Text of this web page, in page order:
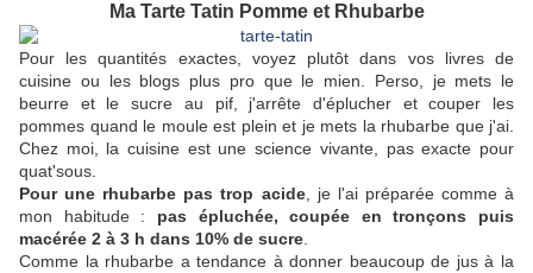
Ma Tarte Tatin Pomme et Rhubarbe
Pour les quantités exactes, voyez plutôt dans vos livres de
cuisine ou les blogs plus pro que le mien. Perso, je mets le
beurre et le sucre au pif, j'arrête d'éplucher et couper les
pommes quand le moule est plein et je mets la rhubarbe que j'ai.
Chez moi, la cuisine est une science vivante, pas exacte pour
quat'sous.
Pour une rhubarbe pas trop acide, je l'ai préparée comme à
mon habitude : pas épluchée, coupée en tronçons puis
macérée 2 à 3 h dans 10% de sucre
Comme la rhubarbe a tendance à donner beaucoup de jus à la